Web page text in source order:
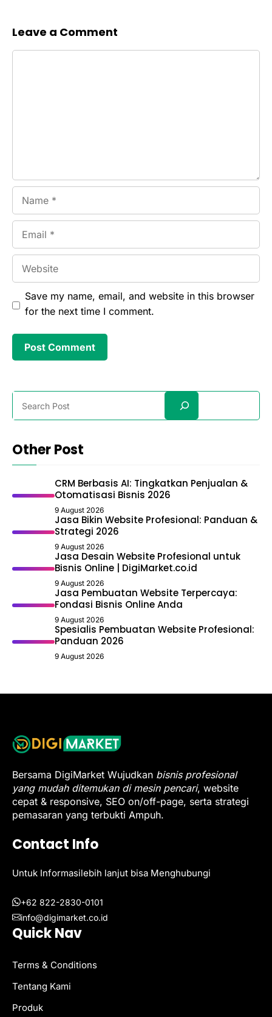
Leave a Comment
Save my name, email, and website in this browser
for the next time I comment.
Other Post
CRM Berbasis AI: Tingkatkan Penjualan &
Otomatisasi Bisnis 2026
9 August 2026
Jasa Bikin Website Profesional: Panduan &
Strategi 2026
9 August 2026
Jasa Desain Website Profesional untuk
Bisnis Online | DigiMarket.co.id
9 August 2026
Jasa Pembuatan Website Terpercaya:
Fondasi Bisnis Online Anda
9 August 2026
Spesialis Pembuatan Website Profesional:
Panduan 2026
9 August 2026
Bersama DigiMarket Wujudkan bisnis profesional
yang mudah ditemukan di mesin pencari, website
cepat & responsive, SEO on/off-page, serta strategi
pemasaran yang terbukti Ampuh.
Contact Info
Untuk Informasilebih lanjut bisa Menghubungi
+62 822-2830-0101
info@digimarket.co.id
Quick Nav
Terms & Conditions
Tentang Kami
Produk